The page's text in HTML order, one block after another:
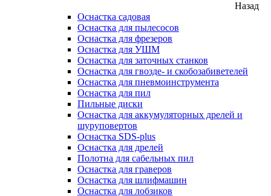
Назад
Оснастка садовая
Оснастка для пылесосов
Оснастка для фрезеров
Оснастка для УШМ
Оснастка для заточных станков
Оснастка для гвозде- и скобозабиветелей
Оснастка для пневмоинструмента
Оснастка для пил
Пильные диски
Оснастка для аккумуляторных дрелей и
шуруповертов
Оснастка SDS-plus
Оснастка для дрелей
Полотна для сабельных пил
Оснастка для граверов
Оснастка для шлифмашин
Оснастка для лобзиков